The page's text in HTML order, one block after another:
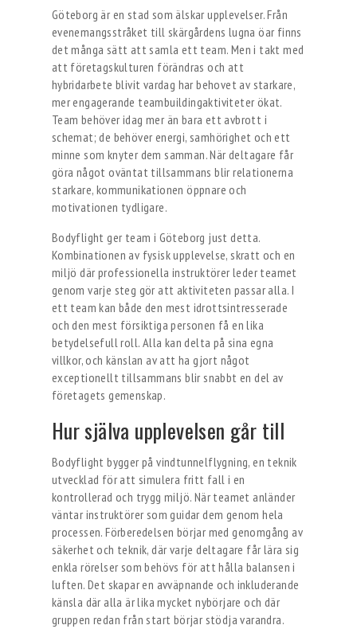
Göteborg är en stad som älskar upplevelser. Från
evenemangsstråket till skärgårdens lugna öar finns
det många sätt att samla ett team. Men i takt med
att företagskulturen förändras och att
hybridarbete blivit vardag har behovet av starkare,
mer engagerande teambuildingaktiviteter ökat.
Team behöver idag mer än bara ett avbrott i
schemat; de behöver energi, samhörighet och ett
minne som knyter dem samman. När deltagare får
göra något oväntat tillsammans blir relationerna
starkare, kommunikationen öppnare och
motivationen tydligare.
Bodyflight ger team i Göteborg just detta.
Kombinationen av fysisk upplevelse, skratt och en
miljö där professionella instruktörer leder teamet
genom varje steg gör att aktiviteten passar alla. I
ett team kan både den mest idrottsintresserade
och den mest försiktiga personen få en lika
betydelsefull roll. Alla kan delta på sina egna
villkor, och känslan av att ha gjort något
exceptionellt tillsammans blir snabbt en del av
företagets gemenskap.
Hur själva upplevelsen går till
Bodyflight bygger på vindtunnelflygning, en teknik
utvecklad för att simulera fritt fall i en
kontrollerad och trygg miljö. När teamet anländer
väntar instruktörer som guidar dem genom hela
processen. Förberedelsen börjar med genomgång av
säkerhet och teknik, där varje deltagare får lära sig
enkla rörelser som behövs för att hålla balansen i
luften. Det skapar en avväpnande och inkluderande
känsla där alla är lika mycket nybörjare och där
gruppen redan från start börjar stödja varandra.